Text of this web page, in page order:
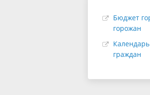
Бюджет
горожан
граждан